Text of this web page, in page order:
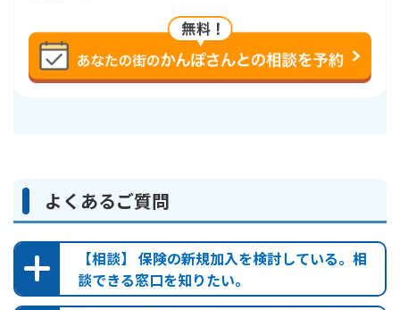
年金支払事由発生日またはその日の1
年ごとの応当日に生存しているとき 年金
・返戻金の水準を低くしています。
長生きした場合の年金受取額を大きくするため、保険料払込
期間満了前に被保険者が死亡された場合や解約された場合に
お支払いする返戻金の水準を低くしており、返戻金が保険料
払込累計額を下回ります。
よくあるご質問
【相談】 保険の新規加入を検討している。相
談できる窓口を知りたい。